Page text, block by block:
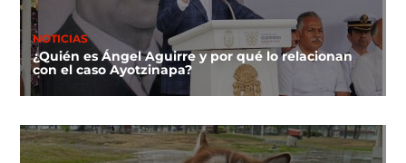
NOTICIAS
¿Quién es Ángel Aguirre y por qué lo relacionan
con el caso Ayotzinapa?